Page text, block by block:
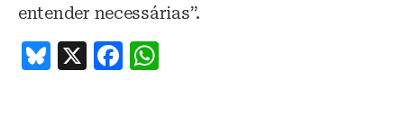
entender necessárias”.
B
X
F